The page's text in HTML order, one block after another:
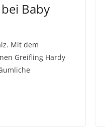
Baby
Mit dem
Greifling Hardy